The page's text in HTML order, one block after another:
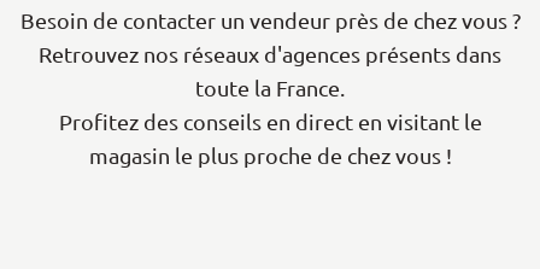
Besoin de contacter un vendeur près de chez vous ?
Retrouvez nos réseaux d'agences présents dans
toute la France.
Profitez des conseils en direct en visitant le
magasin le plus proche de chez vous !